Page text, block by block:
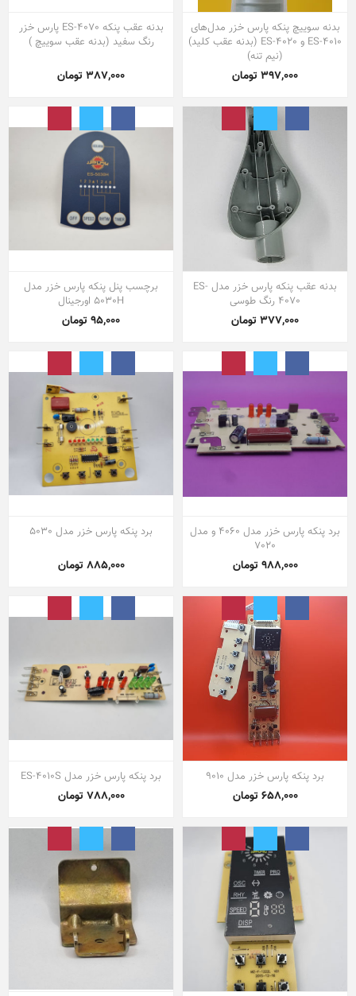
بدنه سوییچ پنکه پارس خزر مدل‌های
ES-4010 و ES-4020 (بدنه عقب کلید)
(نیم تنه)
397,000 تومان
بدنه عقب پنکه ES-4070 پارس خزر
رنگ سفید (بدنه عقب سوییچ )
387,000 تومان
بدنه عقب پنکه پارس خزر مدل ES-
4070 رنگ طوسی
377,000 تومان
برچسب پنل پنکه پارس خزر مدل
5030H اورجینال
95,000 تومان
برد پنکه پارس خزر مدل 4060 و مدل
7020
988,000 تومان
برد پنکه پارس خزر مدل 5030
885,000 تومان
برد پنکه پارس خزر مدل 9010
658,000 تومان
برد پنکه پارس خزر مدل ES-4010S
788,000 تومان